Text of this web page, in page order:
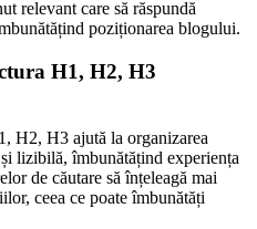
relevant care să răspundă
poziționarea blogului.
H1, H2, H3
H2, H3 ajută la organizarea
lizibilă, îmbunătățind experiența
de căutare să înțeleagă mai
ceea ce poate îmbunătăți